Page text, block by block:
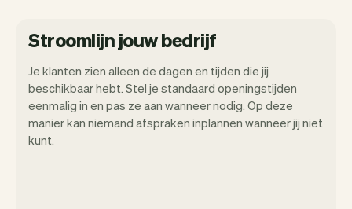
Stroomlijn jouw bedrijf
Je klanten zien alleen de dagen en tijden die jij
beschikbaar hebt. Stel je standaard openingstijden
eenmalig in en pas ze aan wanneer nodig. Op deze
manier kan niemand afspraken inplannen wanneer jij niet
kunt.